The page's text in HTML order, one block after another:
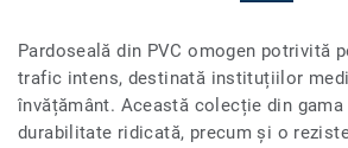
Pardoseală din PVC omogen potrivită
trafic intens, destinată instituțiilor
învățământ. Această colecție din gama
durabilitate ridicată, precum și o